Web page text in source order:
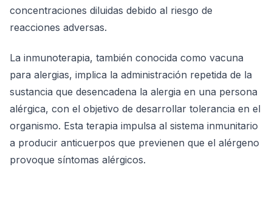
concentraciones diluidas debido al riesgo de
reacciones adversas.
La inmunoterapia, también conocida como vacuna
para alergias, implica la administración repetida de la
sustancia que desencadena la alergia en una persona
alérgica, con el objetivo de desarrollar tolerancia en el
organismo. Esta terapia impulsa al sistema inmunitario
a producir anticuerpos que previenen que el alérgeno
provoque síntomas alérgicos.